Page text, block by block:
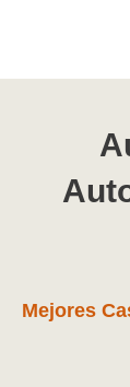
Mejores